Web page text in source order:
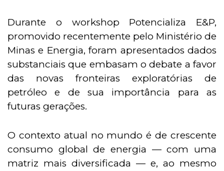
Durante o workshop Potencializa E&P,
promovido recentemente pelo Ministério de
Minas e Energia, foram apresentados dados
substanciais que embasam o debate a favor
das novas fronteiras exploratórias de
petróleo e de sua importância para as
futuras gerações.
O contexto atual no mundo é de crescente
consumo global de energia — com uma
matriz mais diversificada — e, ao mesmo